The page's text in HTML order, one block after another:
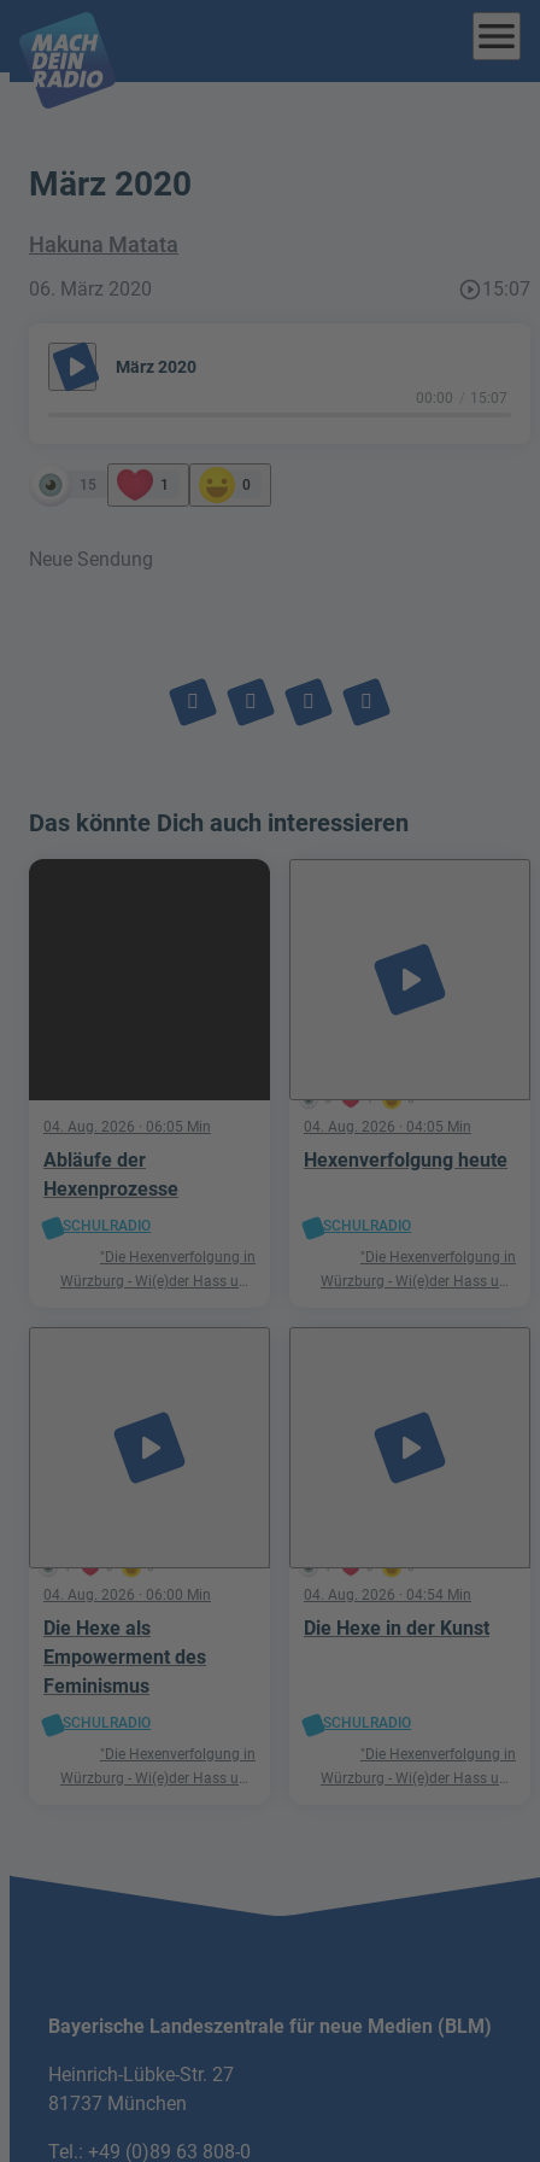
menu
März 2020
Hakuna Matata
06. März 2020 play_circle_outline15:07
play_arrow März 2020
00:00 15:07
15 1 0
Neue Sendung
Das könnte Dich auch interessieren
04. Aug. 2026 · 06:05 Min
Abläufe der
Hexenprozesse
SCHULRADIO
"Die Hexenverfolgung in
Würzburg - Wi(e)der Hass und
5 1 0
play_arrow
04. Aug. 2026 · 04:05 Min
Hexenverfolgung heute
SCHULRADIO
"Die Hexenverfolgung in
Würzburg - Wi(e)der Hass und
1 0 0
play_arrow
04. Aug. 2026 · 06:00 Min
Die Hexe als
Empowerment des
Feminismus
SCHULRADIO
"Die Hexenverfolgung in
Würzburg - Wi(e)der Hass und
1 0 0
play_arrow
04. Aug. 2026 · 04:54 Min
Die Hexe in der Kunst
SCHULRADIO
"Die Hexenverfolgung in
Würzburg - Wi(e)der Hass und
Bayerische Landeszentrale für neue Medien (BLM)
Heinrich-Lübke-Str. 27
81737 München
Tel.: +49 (0)89 63 808-0